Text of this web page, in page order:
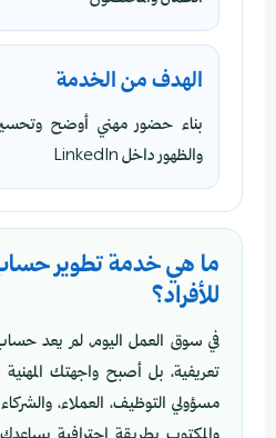
الهدف من الخدمة
بناء حضور مهني أوضح
والظهور داخل LinkedIn
للأفراد؟
تعريفية، بل أصبح واجهتك
مسؤولي التوظيف، العملاء،